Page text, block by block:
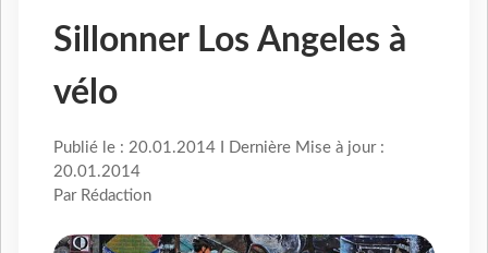
Sillonner Los Angeles à
vélo
Publié le : 20.01.2014 I Dernière Mise à jour :
20.01.2014
Par Rédaction